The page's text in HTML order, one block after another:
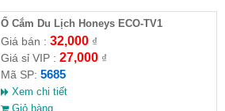
Ổ Cắm Du Lịch Honeys ECO-TV1
Giá bán : 32,000₫
Giá sỉ VIP : 27,000₫
Mã SP: 5685
Xem chi tiết
Giỏ hàng